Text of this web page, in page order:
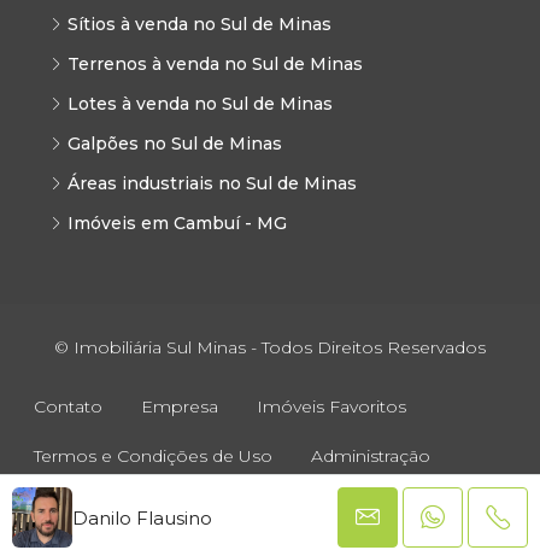
Danilo Flausino
Sítios à venda no Sul de Minas
Terrenos à venda no Sul de Minas
Lotes à venda no Sul de Minas
Galpões no Sul de Minas
Áreas industriais no Sul de Minas
Imóveis em Cambuí - MG
© Imobiliária Sul Minas - Todos Direitos Reservados
Contato Empresa Imóveis Favoritos
Termos e Condições de Uso Administração